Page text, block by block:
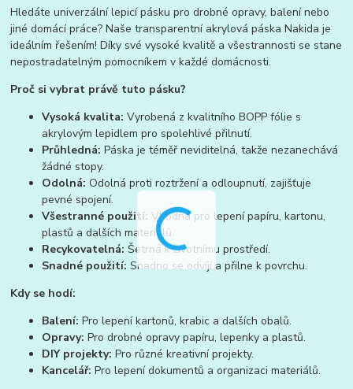
Hledáte univerzální lepicí pásku pro drobné opravy, balení nebo
jiné domácí práce? Naše transparentní akrylová páska Nakida je
ideálním řešením! Díky své vysoké kvalitě a všestrannosti se stane
nepostradatelným pomocníkem v každé domácnosti.
Proč si vybrat právě tuto pásku?
Vysoká kvalita: Vyrobená z kvalitního BOPP fólie s
akrylovým lepidlem pro spolehlivé přilnutí.
Průhledná: Páska je téměř neviditelná, takže nezanechává
žádné stopy.
Odolná: Odolná proti roztržení a odloupnutí, zajišťuje
pevné spojení.
Všestranné použití: Vhodná pro lepení papíru, kartonu,
plastů a dalších materiálů.
Recykovatelná: Šetrná k životnímu prostředí.
Snadné použití: Snadno se odvíjí a přilne k povrchu.
Kdy se hodí:
Balení: Pro lepení kartonů, krabic a dalších obalů.
Opravy: Pro drobné opravy papíru, lepenky a plastů.
DIY projekty: Pro různé kreativní projekty.
Kancelář: Pro lepení dokumentů a organizaci materiálů.